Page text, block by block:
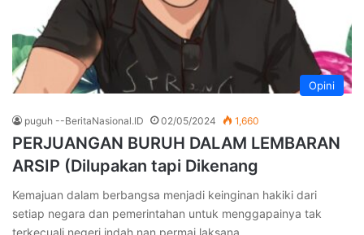
Opini
puguh --BeritaNasional.ID 02/05/2024 1,660
PERJUANGAN BURUH DALAM LEMBARAN
ARSIP (Dilupakan tapi Dikenang
Kemajuan dalam berbangsa menjadi keinginan hakiki dari
setiap negara dan pemerintahan untuk menggapainya tak
terkecuali negeri indah nan permai laksana…